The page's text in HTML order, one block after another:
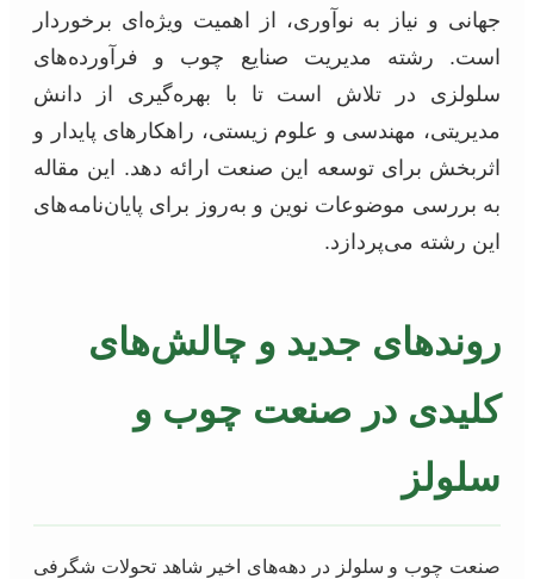
جهانی و نیاز به نوآوری، از اهمیت ویژه‌ای برخوردار
است. رشته مدیریت صنایع چوب و فرآورده‌های
سلولزی در تلاش است تا با بهره‌گیری از دانش
مدیریتی، مهندسی و علوم زیستی، راهکارهای پایدار و
اثربخش برای توسعه این صنعت ارائه دهد. این مقاله
به بررسی موضوعات نوین و به‌روز برای پایان‌نامه‌های
این رشته می‌پردازد.
روندهای جدید و چالش‌های
کلیدی در صنعت چوب و
سلولز
صنعت چوب و سلولز در دهه‌های اخیر شاهد تحولات شگرفی